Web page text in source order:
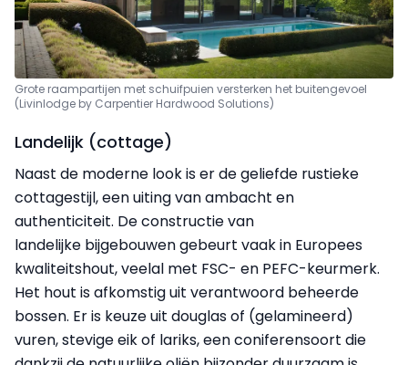
Grote raampartijen met schuifpuien versterken het buitengevoel
(Livinlodge by Carpentier Hardwood Solutions)
Landelijk (cottage)
Naast de moderne look is er de geliefde rustieke
cottagestijl, een uiting van ambacht en
authenticiteit. De constructie van
landelijke bijgebouwen gebeurt vaak in Europees
kwaliteitshout, veelal met FSC- en PEFC-keurmerk.
Het hout is afkomstig uit verantwoord beheerde
bossen. Er is keuze uit douglas of (gelamineerd)
vuren, stevige eik of lariks, een coniferensoort die